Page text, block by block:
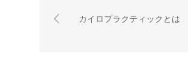
カイロプラクティックとは